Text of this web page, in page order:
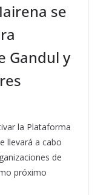
se
Gandul y
la Plataforma
llevará a cabo
de
próximo